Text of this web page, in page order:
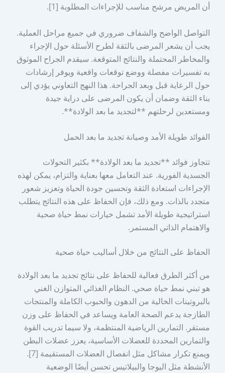
أن المريض مرشح مناسب للإجراءات المطلوبة [1].
التواصل الواضح والشفاف ضروري في جميع مراحل العملية.
يجب أن يشعر المرضى بالثقة لطرح الأسئلة حول الإجراء
والمخاطر المحتملة والنتائج المتوقعة. سيقدم الجراح الموثوق
به تفسيرات مفصلة ووضع توقعات واقعية ويوفر إرشادات
حول الرعاية قبل وبعد الجراحة. هذا النهج التعاوني يؤدي إلى
بناء الثقة وضمان أن يكون المرضى على دراية جيدة
ومستعدين لرحلتهم **لتجديد ما بعد الولادة**.
الفوائد طويلة الأمد وصيانة تجديد ما بعد الحمل
تتجاوز فوائد **تجديد ما بعد الولادة** بكثير التحولات
الجسدية الفورية. عند التعامل معها بعناية والتزام، يمكن لهذه
الإجراءات استعادة الثقة وتحسين جودة الحياة وتعزيز شعور
متجدد بالذات. ومع ذلك، فإن الحفاظ على هذه النتائج يتطلب
استراتيجية طويلة الأمد تشمل خيارات نمط حياة صحية
والاهتمام الذاتي المستمر.
الحفاظ على النتائج من خلال أساليب حياة صحية
من أكثر الطرق فعالية للحفاظ على نتائج تجديد ما بعد الولادة
هو تبني نمط حياة صحي. النظام الغذائي المتوازن الغني
بالبروتينات الخالية من الدهون والحبوب الكاملة والمنتجات
الطازجة يدعم الصحة العامة ويساعد في الحفاظ على وزن
مستقر. التمارين الرياضية المنتظمة، ولا سيما تدريب القوة
والتمارين المحددة للعضلات الأساسية، يعزز عضلات البطن
ويمنع تكرار مشاكل مثل انفصال العضلات المستقيمة [7].
الأنشطة مثل اليوجا والبيلاتيس تحسن أيضًا الوضعية